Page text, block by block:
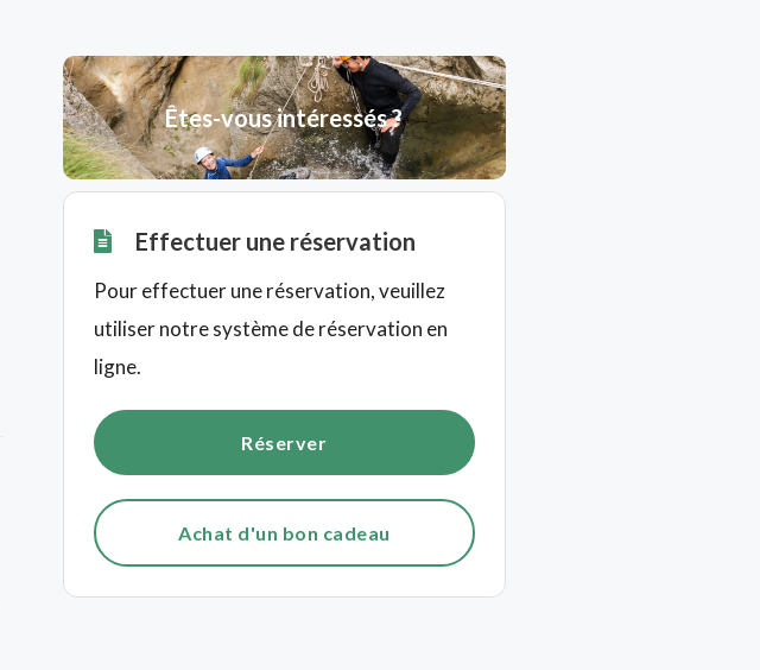
Êtes-vous intéressés ?
Effectuer une réservation
Pour effectuer une réservation, veuillez
utiliser notre système de réservation en
ligne.
Réserver
Achat d'un bon cadeau